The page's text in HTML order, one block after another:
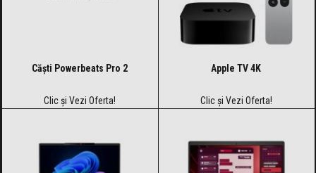
Căști Powerbeats Pro 2
Clic și Vezi Oferta!
Apple TV 4K
Clic și Vezi Oferta!